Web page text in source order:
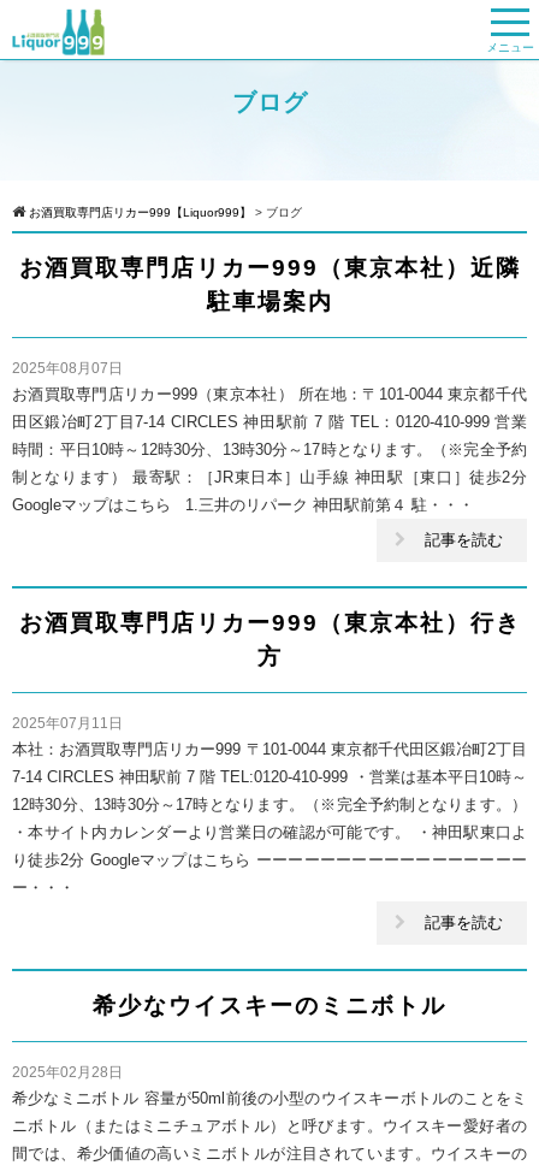
メニュー
ブログ
お酒買取専門店リカー999【Liquor999】 > ブログ
お酒買取専門店リカー999（東京本社）近隣
駐車場案内
2025年08月07日
お酒買取専門店リカー999（東京本社） 所在地：〒101-0044 東京都千代
田区鍛冶町2丁目7-14 CIRCLES 神田駅前 7 階 TEL：0120-410-999 営業
時間：平日10時～12時30分、13時30分～17時となります。（※完全予約
制となります） 最寄駅：［JR東日本］山手線 神田駅［東口］徒歩2分
Googleマップはこちら 1.三井のリパーク 神田駅前第４ 駐・・・
記事を読む
お酒買取専門店リカー999（東京本社）行き
方
2025年07月11日
本社：お酒買取専門店リカー999 〒101-0044 東京都千代田区鍛冶町2丁目
7-14 CIRCLES 神田駅前 7 階 TEL:0120-410-999 ・営業は基本平日10時～
12時30分、13時30分～17時となります。（※完全予約制となります。）
・本サイト内カレンダーより営業日の確認が可能です。 ・神田駅東口よ
り徒歩2分 Googleマップはこちら ーーーーーーーーーーーーーーーーー
ー・・・
記事を読む
希少なウイスキーのミニボトル
2025年02月28日
希少なミニボトル 容量が50ml前後の小型のウイスキーボトルのことをミ
ニボトル（またはミニチュアボトル）と呼びます。ウイスキー愛好者の
間では、希少価値の高いミニボトルが注目されています。ウイスキーの